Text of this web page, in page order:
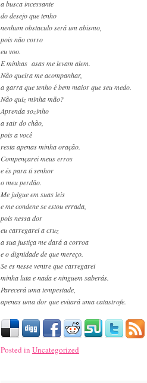
a busca incessante
do desejo que tenho
nenhum obstaculo será um abismo,
pois não corro
eu voo.
E minhas asas me levam alem.
Não queira me acompanhar,
a garra que tenho é bem maior que seu medo.
Não quiz minha mão?
Aprenda sozinho
a sair do chão,
pois a você
resta apenas minha oração.
Compençarei meus erros
e és para ti senhor
o meu perdão.
Me julgue em suas leis
e me condene se estou errada,
pois nessa dor
eu carregarei a cruz
a sua justiça me dará a corroa
e o dignidade de que mereço.
Se es nesse ventre que carregarei
minha luta e nada e ninguem saberás.
Parecerá uma tempestade,
apenas uma dor que evitará uma catastrofe.
Posted in Uncategorized